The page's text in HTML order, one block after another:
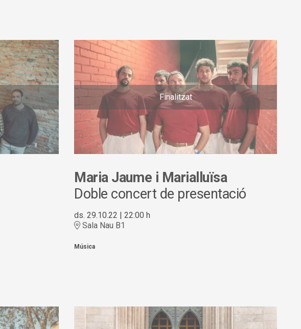
Finalitzat
Maria Jaume i Marialluïsa
Doble concert de presentació
ds. 29.10.22 |22:00 h
Sala Nau B1
Música